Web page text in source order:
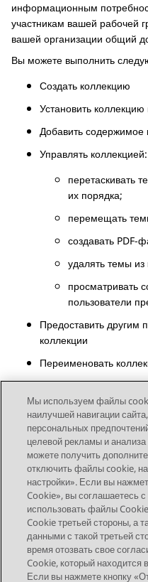
информационным
участникам вашей рабочей
вашей организации общий
Вы можете выполнить
Создать коллекцию
Установить
Добавить содержимое
Управлять коллекцией:
перетаскивать
их порядка;
перемещать
создавать PDF-
удалять темы из
просматривать
пользователи
Предоставить другим
коллекции
Переименовать
Удалить коллекцию
Send Feedback
Topic navigation
Предыдущая тема
STAY CONNECTED
Мы используем файлы
наилучшей навигации
персональных
целевой рекламы и
можете получить
отключить файлы cookie,
настройки». Если вы
Cookie», вы соглашаетесь
использовать файлы
Cookie третьей стороны, а
данными с такой третьей
время отозвать свое
Cookie, который находится
Если вы нажмете кнопку